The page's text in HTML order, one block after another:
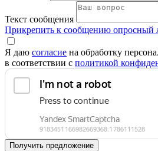
Текст сообщения
Прикрепить к сообщению опросный
Я даю согласие на обработку
в соответствии с политикой